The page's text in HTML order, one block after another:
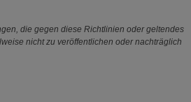
die gegen diese Richtlinien oder geltendes
nicht zu veröffentlichen oder nachträglich